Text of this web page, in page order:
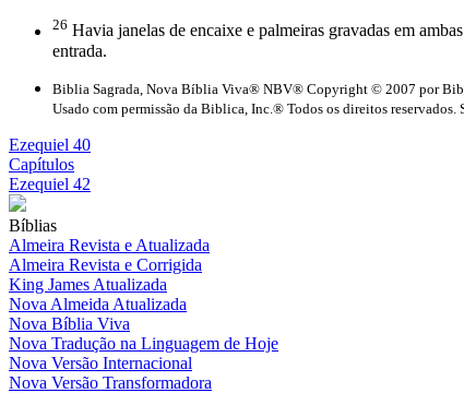
26 Havia janelas de encaixe e palmeiras gravadas em
entrada.
Biblia Sagrada, Nova Bíblia Viva® NBV® Copyright © 2007 por
Usado com permissão da Biblica, Inc.® Todos os direitos reservados.
Ezequiel 40
Capítulos
Ezequiel 42
Bíblias
Almeira Revista e Atualizada
Almeira Revista e Corrigida
King James Atualizada
Nova Almeida Atualizada
Nova Bíblia Viva
Nova Tradução na Linguagem de Hoje
Nova Versão Internacional
Nova Versão Transformadora